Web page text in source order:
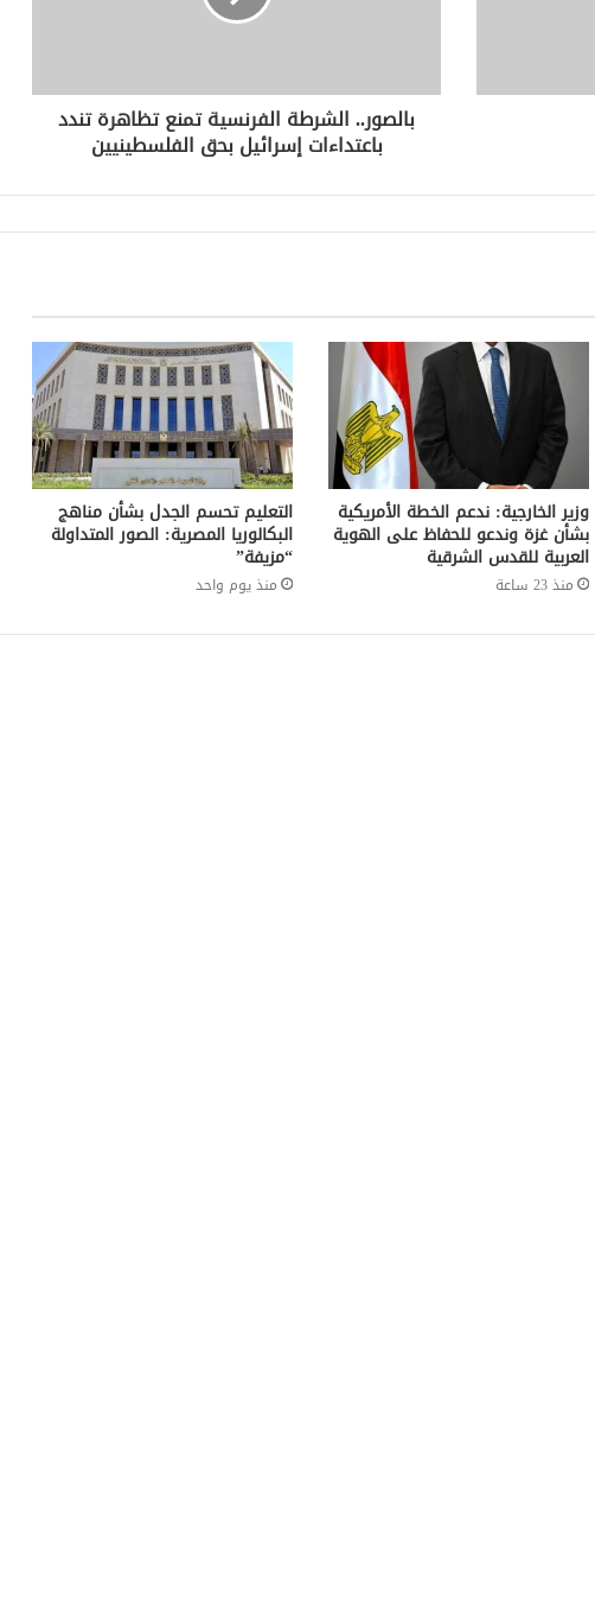
بالصور.. الشرطة الفرنسية تمنع تظاهرة تندد
باعتداءات إسرائيل بحق الفلسطينيين
وزير الخارجية: ندعم الخطة الأمريكية
بشأن غزة وندعو للحفاظ على الهوية
العربية للقدس الشرقية
منذ 23 ساعة
التعليم تحسم الجدل بشأن مناهج
البكالوريا المصرية: الصور المتداولة
“مزيفة”
منذ يوم واحد